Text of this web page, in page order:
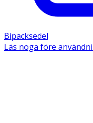
Bipacksedel
Läs noga före